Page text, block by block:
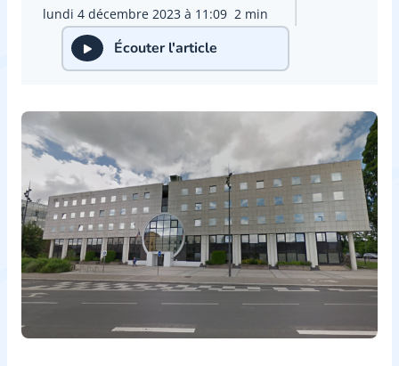
lundi 4 décembre 2023 à 11:09 2 min
Écouter l'article